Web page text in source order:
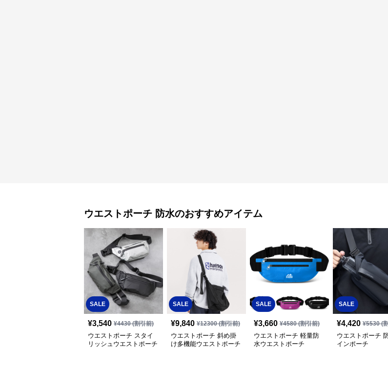
ウエストポーチ 防水のおすすめアイテム
SALE
¥3,540 ¥4430(割引前)
ウエストポーチ スタイ
リッシュウエストポーチ
SALE
¥9,840 ¥12300(割引前)
ウエストポーチ 斜め掛
け多機能ウエストポーチ
SALE
¥3,660 ¥4580(割引前)
ウエストポーチ 軽量防
水ウエストポーチ
SALE
¥4,420 ¥5530(
ウエストポーチ
インポーチ